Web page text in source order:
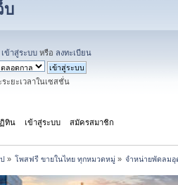
บ
เข้าสู่ระบบ หรือ ลงทะเบียน
ะยะเวลาในเซสชั่น
ทิน เข้าสู่ระบบ สมัครสมาชิก
» โพสฟรี ขายในไทย ทุกหมวดหมู่» จำหน่ายพัดลมอุ